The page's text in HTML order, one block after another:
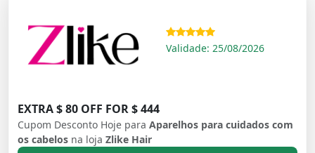
Validade: 25/08/2026
EXTRA $ 80 OFF FOR $ 444
Cupom Desconto Hoje para Aparelhos para cuidados com
os cabelos na loja Zlike Hair